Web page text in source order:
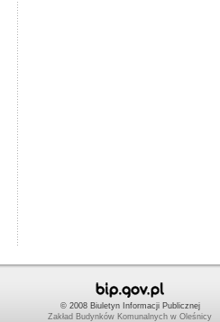
© 2008 Biuletyn Informacji Publicznej
Zakład Budynków Komunalnych w Oleśnicy